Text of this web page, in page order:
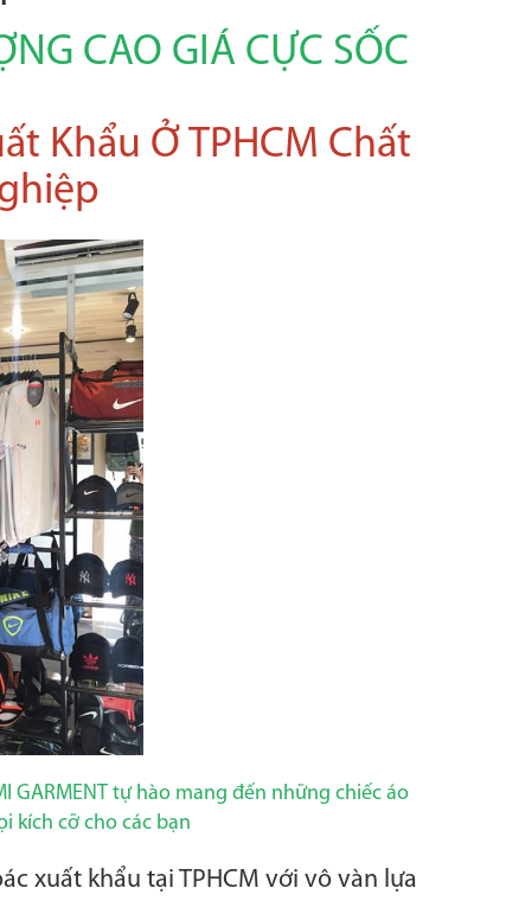
CAO GIÁ CỰC SỐC
Khẩu Ở TPHCM Chất
tự hào mang đến những chiếc áo
kích cỡ cho các bạn
xuất khẩu tại TPHCM với vô vàn lựa